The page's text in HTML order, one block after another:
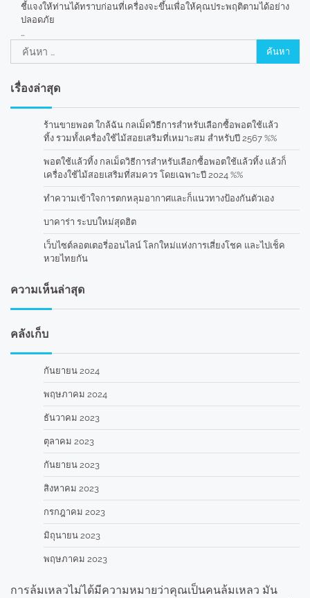
ชี้แจงให้ท่านได้ทราบก่อนที่เครื่องจะขึ้นเพื่อให้คุณประพฤติตามได้อย่าง
ปลอดภัย
…
ค้นหา
สำหรับ:
เรื่องล่าสุด
ร้านขายพอต ใกล้ฉัน กลเม็ดวิธีการสำหรับเลือกซื้อพอตใช้แล้ว
ทิ้ง รวมทั้งเครื่องใช้ไม้สอยเสริมที่เหมาะสม สำหรับปี 2567 %%
พอตใช้แล้วทิ้ง กลเม็ดวิธีการสำหรับเลือกซื้อพอตใช้แล้วทิ้ง แล้วก็
เครื่องใช้ไม้สอยเสริมที่สมควร โดยเฉพาะปี 2024 %%
ทำความเข้าใจการตกหลุมอากาศและก็แนวทางป้องกันตัวเอง
บาคาร่า ระบบใหม่สุดฮิต
เว็บไซต์ลอตเตอรี่ออนไลน์ โลกใหม่แห่งการเสี่ยงโชค และไปเช็ค
หวยไทยกัน
ความเห็นล่าสุด
คลังเก็บ
กันยายน 2024
พฤษภาคม 2024
ธันวาคม 2023
ตุลาคม 2023
กันยายน 2023
สิงหาคม 2023
กรกฎาคม 2023
มิถุนายน 2023
พฤษภาคม 2023
การล้มเหลวไม่ได้มีความหมายว่าคุณเป็นคนล้มเหลว มัน